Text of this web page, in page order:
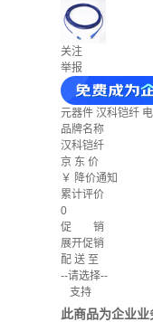
关注
举报
元器件 汉科铠纤
品牌名称
汉科铠纤
京 东 价
￥ 降价通知
累计评价
0
促 销
展开促销
配 送 至
--请选择--
支持
此商品为企业业